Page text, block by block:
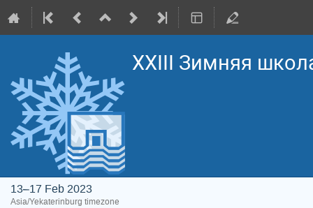
XXIII Зимняя
13–17 Feb 2023
Asia/Yekaterinburg timezone